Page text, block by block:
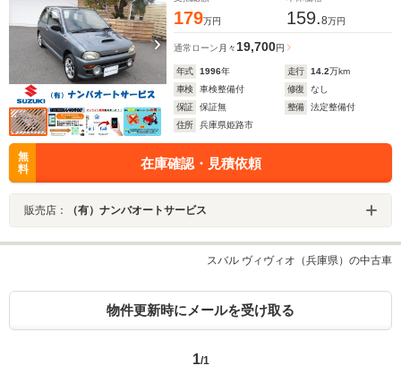
179万円 159.8万円
通常ローン 月々19,700円
年式 1996年 走行 14.2万km
車検
車検整備付 修復
なし
保証
保証無 整備
法定整備付
住所
兵庫県姫路市
無
料
在庫確認・見積依頼
販売店： （有）ナンバオートサービス
スバル ヴィヴィオ（兵庫県）の中古車
物件更新時にメールを受け取る
1/1